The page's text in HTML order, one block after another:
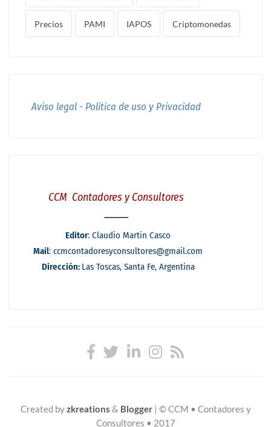
Precios PAMI IAPOS Criptomonedas
Created byzkreations & Blogger| © CCM • Contadores y
Consultores • 2017